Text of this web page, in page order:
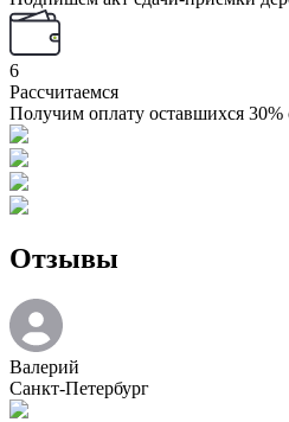
6
Рассчитаемся
Получим оплату оставшихся 30%
Отзывы
Валерий
Санкт-Петербург